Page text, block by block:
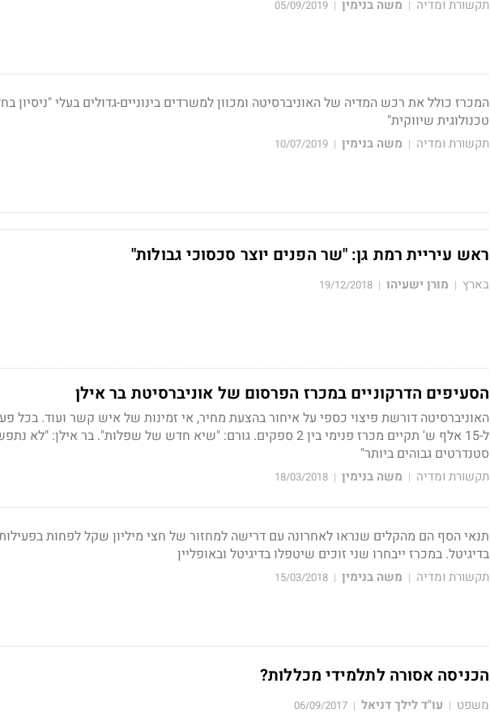
תקשורת ומדיה | משה בנימין |
05/09/2019
המכרז כולל את רכש המדיה של האוניברסיטה ומכוון למשרדים בינוניים-גדולים בעלי "ניסיון
טכנולוגית שיווקית"
תקשורת ומדיה | משה בנימין |
10/07/2019
ראש עיריית רמת גן: "שר הפנים יוצר סכסוכי גבולות"
בארץ | מורן ישעיהו |
19/12/2018
הסעיפים הדרקוניים במכרז הפרסום של אוניברסיטת בר אילן
האוניברסיטה דורשת פיצוי כספי על איחור בהצעת מחיר, אי זמינות של איש קשר ועוד. בכל
ל-15 אלף ש' תקיים מכרז פנימי בין 2 ספקים. גורם: "שיא חדש של שפלות". בר אילן: "לא
סטנדרטים גבוהים ביותר"
תקשורת ומדיה | משה בנימין |
18/03/2018
תנאי הסף הם מהקלים שנראו לאחרונה עם דרישה למחזור של חצי מיליון שקל לפחות
בדיגיטל. במכרז ייבחרו שני זוכים שיטפלו בדיגיטל ובאופליין
תקשורת ומדיה | משה בנימין |
15/03/2018
הכניסה אסורה לתלמידי מכללות?
משפט | עו"ד לילך דניאל |
06/09/2017